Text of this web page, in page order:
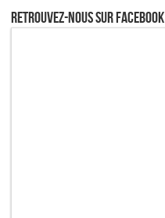
Retrouvez-Nous Sur Facebook